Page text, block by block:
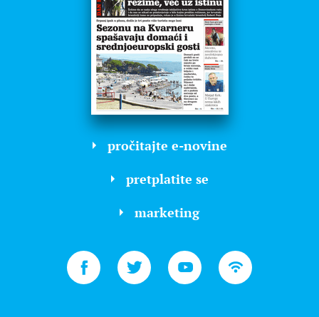
pročitajte e-novine
pretplatite se
marketing